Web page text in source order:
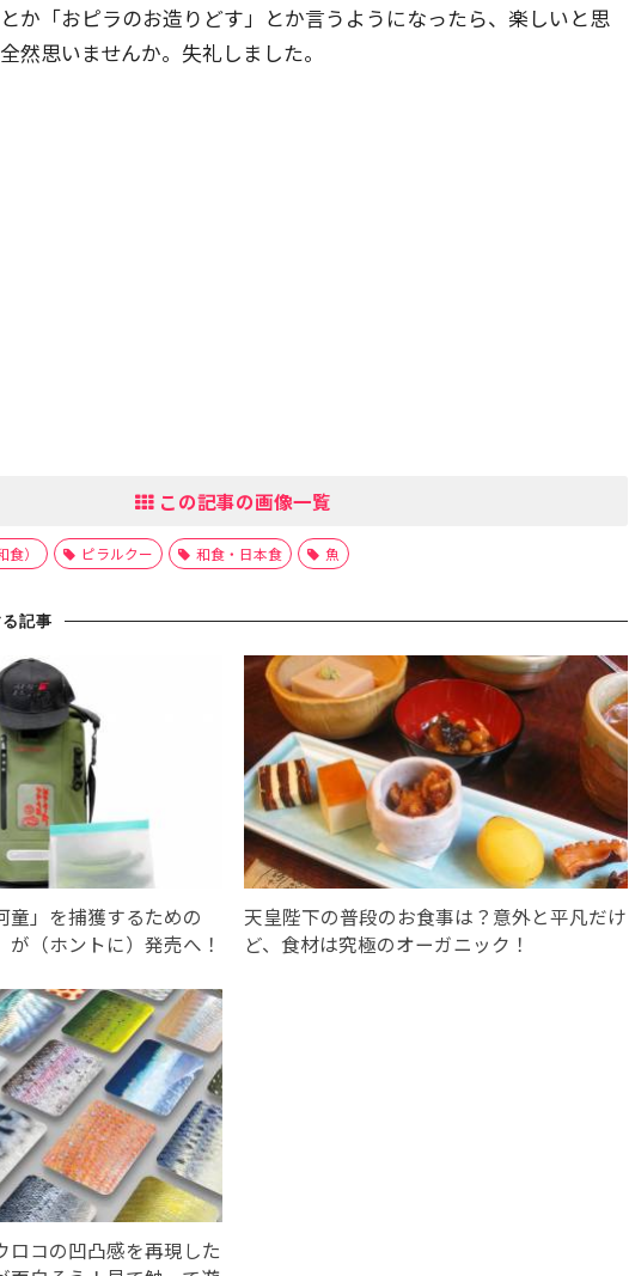
か「おピラのお造りどす」とか言うようになったら、楽しいと思
然思いませんか。失礼しました。
この記事の画像一覧
） ピラルクー 和食・日本食 魚
記事
童」を捕獲するための
が（ホントに）発売へ！
天皇陛下の普段のお食事は？意外と平凡だけ
ど、食材は究極のオーガニック！
ロコの凹凸感を再現した